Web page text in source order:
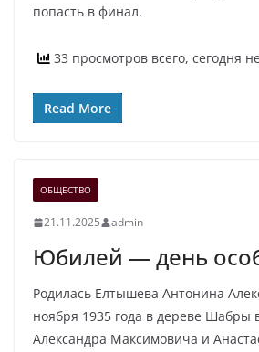
попасть в финал.
33 просмотров всего, сегодня
Read More
ОБЩЕСТВО
21.11.2025 admin
Юбилей — день
Родилась Елтышева Антонина
ноября 1935 года в дереве Шабры
Александра Максимовича и